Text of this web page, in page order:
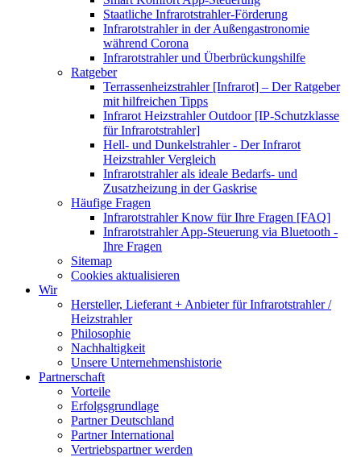
Staatliche Infrarotstrahler-Förderung
Infrarotstrahler in der Außengastronomie
während Corona
Infrarotstrahler und Überbrückungshilfe
Ratgeber
Terrassenheizstrahler [Infrarot] – Der Ratgeber
mit hilfreichen Tipps
Infrarot Heizstrahler Outdoor [IP-Schutzklasse
für Infrarotstrahler]
Hell- und Dunkelstrahler - Der Infrarot
Heizstrahler Vergleich
Infrarotstrahler als ideale Bedarfs- und
Zusatzheizung in der Gaskrise
Häufige Fragen
Infrarotstrahler Know für Ihre Fragen [FAQ]
Infrarotstrahler App-Steuerung via Bluetooth -
Ihre Fragen
Sitemap
Cookies aktualisieren
Wir
Hersteller, Lieferant + Anbieter für Infrarotstrahler /
Heizstrahler
Philosophie
Nachhaltigkeit
Unsere Unternehmenshistorie
Partnerschaft
Vorteile
Erfolgsgrundlage
Partner Deutschland
Partner International
Vertriebspartner werden